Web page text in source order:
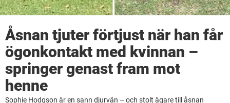
Åsnan tjuter förtjust när han får
ögonkontakt med kvinnan –
springer genast fram mot
henne
Sophie Hodgson är en sann djurvän – och stolt ägare till åsnan